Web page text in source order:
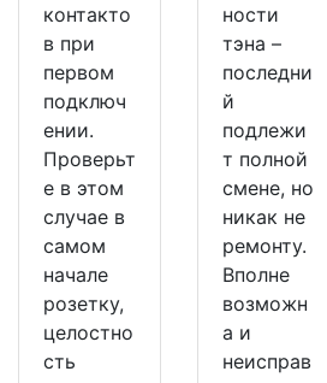
контакто
в при
первом
подключ
ении.
Проверьт
е в этом
случае в
самом
начале
розетку,
целостно
сть
ности
тэна –
последни
й
подлежи
т полной
смене, но
никак не
ремонту.
Вполне
возможн
а и
неисправ